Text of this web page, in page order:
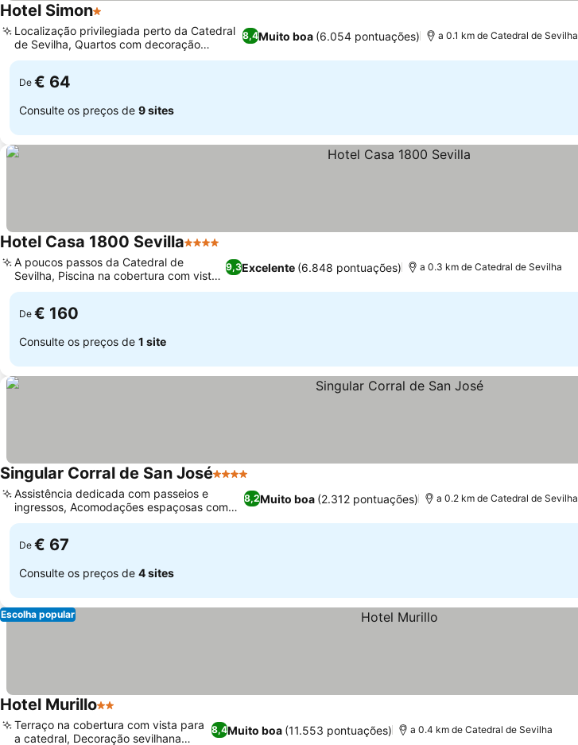
Hotel Simon1 Estrelas
8,4Muito boa (6.054 pontuações)
Localização privilegiada perto da Catedral
de Sevilha, Quartos com decoração
autêntica andaluza
a 0.1 km de Catedral de Sevilha
De € 64
Consulte os preços de 9 sites
Hotel Casa 1800 Sevilla4 Estrelas
9,3Excelente (6.848 pontuações)
A poucos passos da Catedral de
Sevilha, Piscina na cobertura com vista
para a Giralda
a 0.3 km de Catedral de Sevilha
De € 160
Consulte os preços de 1 site
Singular Corral de San José4 Estrelas
8,2Muito boa (2.312 pontuações)
Assistência dedicada com passeios e
ingressos, Acomodações espaçosas com
decoração distinta
a 0.2 km de Catedral de Sevilha
De € 67
Consulte os preços de 4 sites
Escolha popular
Hotel Murillo2 Estrelas
8,4Muito boa (11.553 pontuações)
Terraço na cobertura com vista para
a catedral, Decoração sevilhana
a 0.4 km de Catedral de Sevilha